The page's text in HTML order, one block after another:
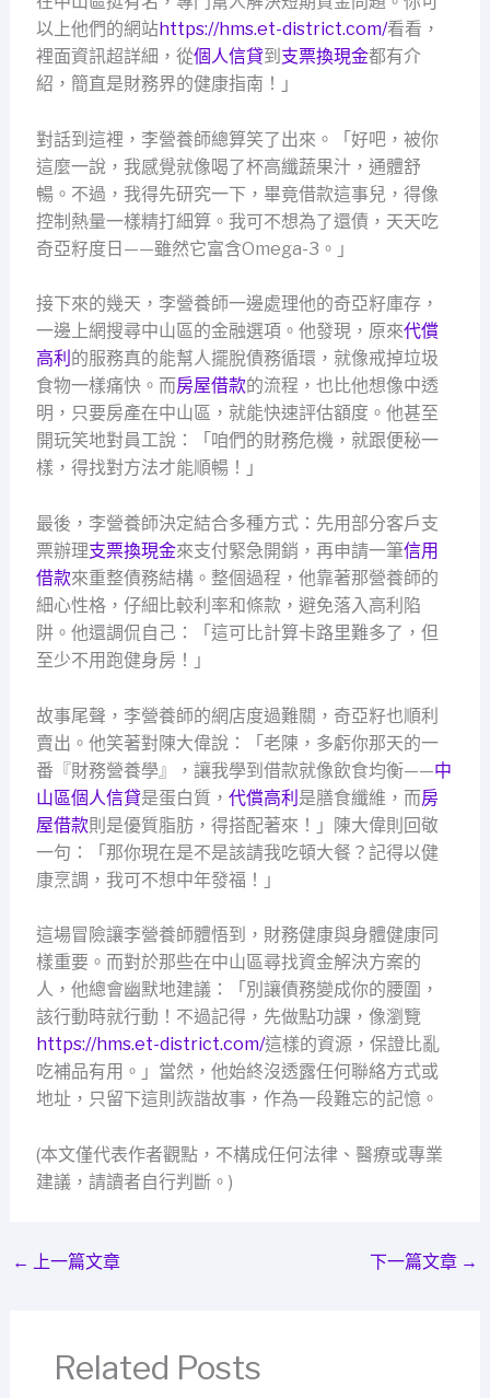
以上他們的網站https://hms.et-district.com/看看，
裡面資訊超詳細，從個人信貸到 支票換現金都有介
紹，簡直是財務界的健康指南！」
對話到這裡，李營養師總算笑了出來。「好吧，被你
這麼一說，我感覺就像喝了杯高纖蔬果汁，通體舒
暢。不過，我得先研究一下，畢竟借款這事兒，得像
控制熱量一樣精打細算。我可不想為了還債，天天吃
奇亞籽度日——雖然它富含Omega-3。」
接下來的幾天，李營養師一邊處理他的奇亞籽庫存，
一邊上網搜尋中山區的金融選項。他發現，原來代償
高利 的服務真的能幫人擺脫債務循環，就像戒掉垃圾
食物一樣痛快。而房屋借款的流程，也比他想像中透
明，只要房產在中山區，就能快速評估額度。他甚至
開玩笑地對員工說：「咱們的財務危機，就跟便秘一
樣，得找對方法才能順暢！」
最後，李營養師決定結合多種方式：先用部分客戶支
票辦理支票換現金來支付緊急開銷，再申請一筆信用
借款來重整債務結構。整個過程，他靠著那營養師的
細心性格，仔細比較利率和條款，避免落入高利陷
阱。他還調侃自己：「這可比計算卡路里難多了，但
至少不用跑健身房！」
故事尾聲，李營養師的網店度過難關，奇亞籽也順利
賣出。他笑著對陳大偉說：「老陳，多虧你那天的一
番『財務營養學』，讓我學到借款就像飲食均衡——中
山區個人信貸是蛋白質， 代償高利 是膳食纖維，而房
屋借款則是優質脂肪，得搭配著來！」陳大偉則回敬
一句：「那你現在是不是該請我吃頓大餐？記得以健
康烹調，我可不想中年發福！」
這場冒險讓李營養師體悟到，財務健康與身體健康同
樣重要。而對於那些在中山區尋找資金解決方案的
人，他總會幽默地建議：「別讓債務變成你的腰圍，
該行動時就行動！不過記得，先做點功課，像瀏覽
https://hms.et-district.com/這樣的資源，保證比亂
吃補品有用。」當然，他始終沒透露任何聯絡方式或
地址，只留下這則詼諧故事，作為一段難忘的記憶。
(本文僅代表作者觀點，不構成任何法律、醫療或專業
建議，請讀者自行判斷。)
← 上一篇文章 下一篇文章 →
Related Posts